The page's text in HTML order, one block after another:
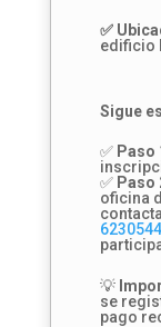
✅
edificio
Sigue
✅ Paso
✅ Paso
oficina
💡
se
pago